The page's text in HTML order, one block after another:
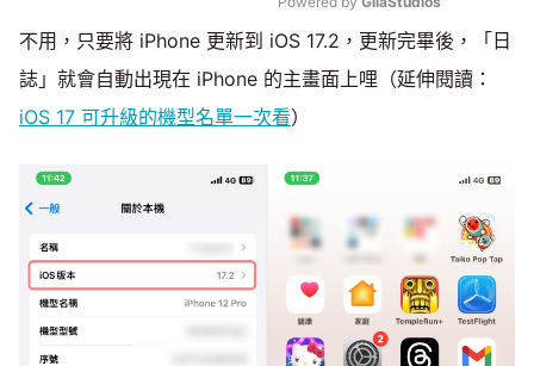
Mute
不用，只要將 iPhone 更新到 iOS 17.2，更新完畢後，「日
誌」就會自動出現在 iPhone 的主畫面上哩（延伸閱讀：
iOS 17 可升級的機型名單一次看）